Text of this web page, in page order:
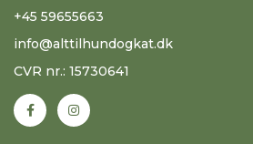
+45 59655663
info@alttilhundogkat.dk
CVR nr.: 15730641